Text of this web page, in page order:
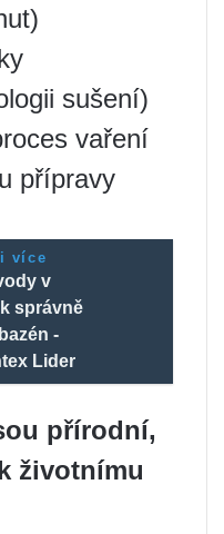
sušení)
vaření
přípravy
více
v
správně
-
Lider
přírodní,
životnímu